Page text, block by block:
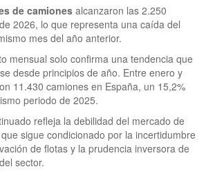
de camiones alcanzaron las 2.250
2026, lo que representa una caída del
mes del año anterior.
mensual solo confirma una tendencia que
desde principios de año. Entre enero y
11.430 camiones en España, un 15,2%
periodo de 2025.
refleja la debilidad del mercado de
sigue condicionado por la incertidumbre
de flotas y la prudencia inversora de
sector.